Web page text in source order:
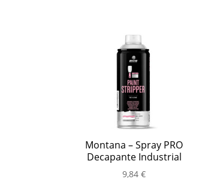
Montana – Spray PRO
Decapante Industrial
9,84€